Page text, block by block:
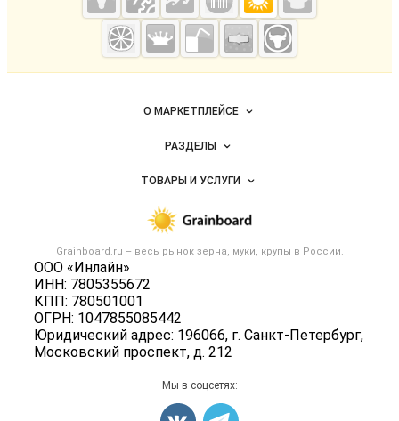
Grainboard.ru
— зерно и
мука
Важные разделы и контакты
Grainboard.ru – весь рынок зерна, муки, крупы в России.
ООО «Инлайн»
ИНН: 7805355672
КПП: 780501001
ОГРН: 1047855085442
Юридический адрес: 196066, г. Санкт-Петербург,
Московский проспект, д. 212
Навигация по сайтуО МАРКЕТПЛЕЙСЕ
Новости Grainboard.ru
Размещение рекламы
Публичная оферта
Контактная информация
Политика обработки персональных данных
РАЗДЕЛЫ
Объявления
Новости рынка
ТОВАРЫ И УСЛУГИ
Мука
Оборудование
Прочее
Карта объявлений
Мы в соцсетях: